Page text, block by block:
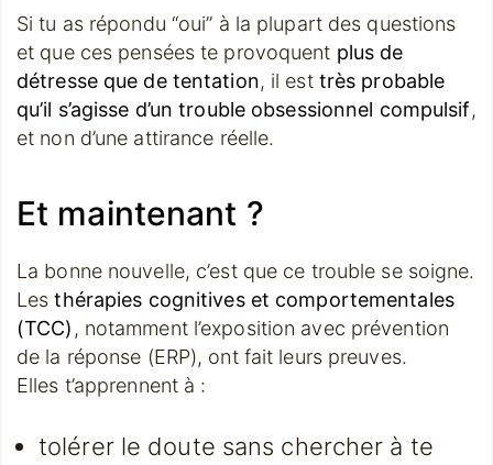
Si tu as répondu “oui” à la plupart des questions
et que ces pensées te provoquent plus de
détresse que de tentation, il est très probable
qu’il s’agisse d’un trouble obsessionnel compulsif,
et non d’une attirance réelle.
Et maintenant ?
La bonne nouvelle, c’est que ce trouble se soigne.
Lesthérapies cognitives et comportementales
(TCC) , notamment l’exposition avec prévention
de la réponse (ERP), ont fait leurs preuves.
Elles t’apprennent à :
tolérer le doute sans chercher à te